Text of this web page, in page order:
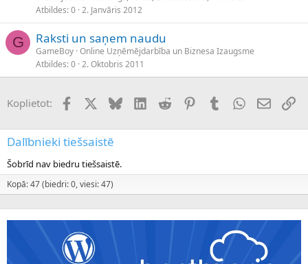
Atbildes 0 2. Janvāris 2012
G Raksti un saņem naudu
GameBoy Online Uzņēmējdarbība un Biznesa Izaugsme
Atbildes 0 2. Oktobris 2011
Koplietot: FacebookX (Twitter)
BlueskyLinkedInReddit PinterestTumblrWhatsApp
E-pasts
Dalībnieki tiešsaistē
Šobrīd nav biedru tiešsaistē.
Kopā: 47 (biedri: 0, viesi: 47)